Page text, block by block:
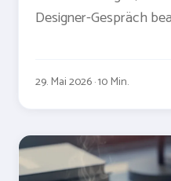
Designer-Gespräch
29. Mai 2026 · 10 Min.